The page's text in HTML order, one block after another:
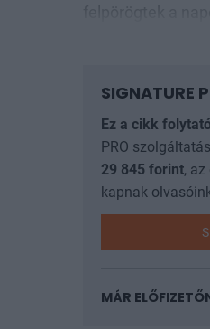
SIGNATURE
Ez a cikk
PRO
29 845 forint,
kapnak
MÁR